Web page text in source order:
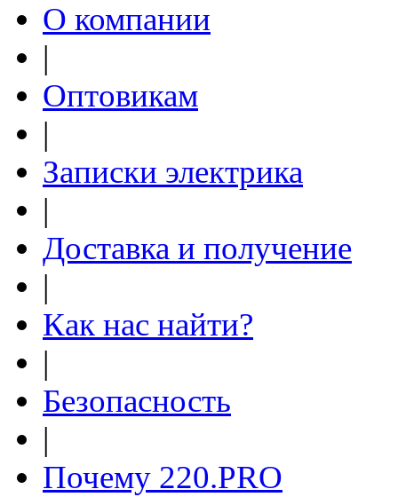
О компании
|
Оптовикам
|
Записки электрика
|
Доставка и получение
|
Как нас найти?
|
Безопасность
|
Почему 220.PRO